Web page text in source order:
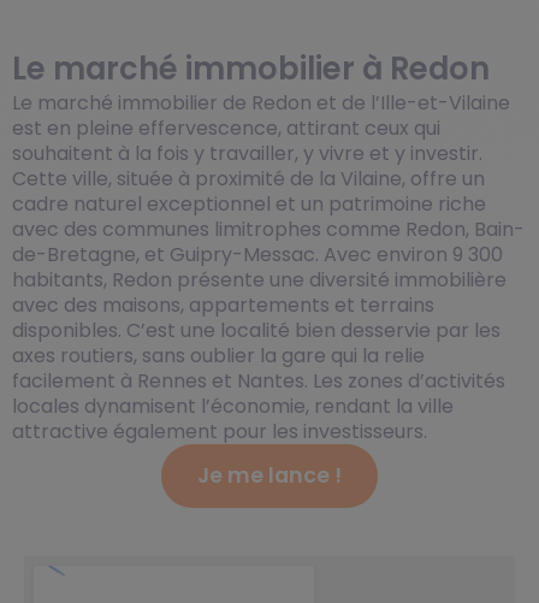
Le marché immobilier à Redon
Le marché immobilier de Redon et de l’Ille-et-Vilaine
est en pleine effervescence, attirant ceux qui
souhaitent à la fois y travailler, y vivre et y investir.
Cette ville, située à proximité de la Vilaine, offre un
cadre naturel exceptionnel et un patrimoine riche
avec des communes limitrophes comme Redon, Bain-
de-Bretagne, et Guipry-Messac. Avec environ 9 300
habitants, Redon présente une diversité immobilière
avec des maisons, appartements et terrains
disponibles. C’est une localité bien desservie par les
axes routiers, sans oublier la gare qui la relie
facilement à Rennes et Nantes. Les zones d’activités
locales dynamisent l’économie, rendant la ville
attractive également pour les investisseurs.
Je me lance !